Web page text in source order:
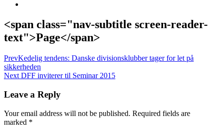
<span class="nav-subtitle screen-reader-
text">Page</span>
PrevKedelig tendens: Danske divisionsklubber tager for let på
sikkerheden
Next DFF inviterer til Seminar 2015
Leave a Reply
Your email address will not be published. Required fields are
marked *